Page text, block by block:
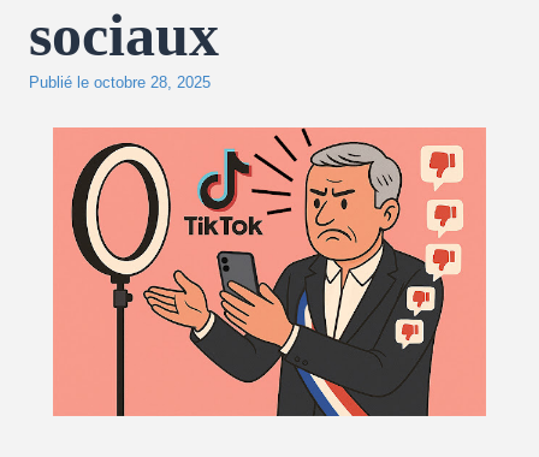
sociaux
Publié le octobre 28, 2025